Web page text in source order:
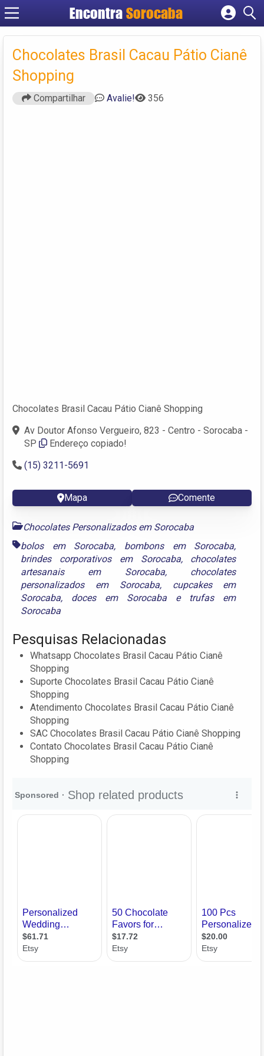
EncontraSorocaba
Cadastrar empresa
Criar conta
Chocolates Brasil Cacau Pátio Cianê
Shopping
Compartilhar Avalie! 356
Chocolates Brasil Cacau Pátio Cianê Shopping
Av Doutor Afonso Vergueiro, 823 - Centro - Sorocaba -
SP
Endereço copiado!
(15) 3211-5691
Mapa Comente
Chocolates Personalizados em Sorocaba
bolos em Sorocaba, bombons em Sorocaba,
brindes corporativos em Sorocaba, chocolates
artesanais em Sorocaba, chocolates
personalizados em Sorocaba, cupcakes em
Sorocaba, doces em Sorocaba e trufas em
Sorocaba
Pesquisas Relacionadas
Whatsapp Chocolates Brasil Cacau Pátio Cianê
Shopping
Suporte Chocolates Brasil Cacau Pátio Cianê
Shopping
Atendimento Chocolates Brasil Cacau Pátio Cianê
Shopping
SAC Chocolates Brasil Cacau Pátio Cianê Shopping
Contato Chocolates Brasil Cacau Pátio Cianê
Shopping